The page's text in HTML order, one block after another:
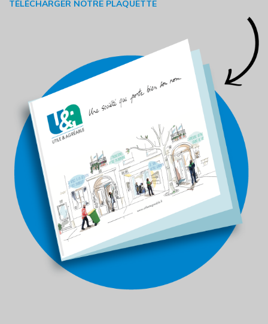
TÉLÉCHARGER NOTRE PLAQUETTE